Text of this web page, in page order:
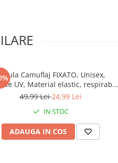
Camuflaj FIXATO, Unisex,
UV, Material elastic, respirabil,
universala, Shadow Grey
49,99 Lei24,99 Lei
IN STOC
ADAUGA IN COS